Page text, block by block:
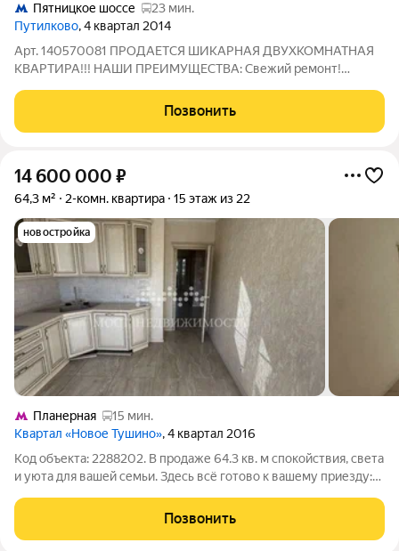
Пятницкое шоссе
23 мин.
Путилково, 4 квартал 2014
Арт. 140570081 ПРОДАЕТСЯ ШИКАРНАЯ ДВУХКОМНАТНАЯ
КВАРТИРА!!! НАШИ ПРЕИМУЩЕСТВА: Свежий ремонт!
остаются! -Свежий ремонт, заезжай и живи! -Кухня выполнена
по индивидуальному проекту, оборудована
Позвонить
14 600 000 ₽
64,3 м² 2-комн. квартира 15 этаж из 22
новостройка
Планерная
15 мин.
Квартал «Новое Тушино», 4 квартал 2016
Код объекта: 2288202. В продаже 64.3 кв. м спокойствия, света
и уюта для вашей семьи. Здесь всё готово к вашему приезду:
стенами (никаких
Позвонить